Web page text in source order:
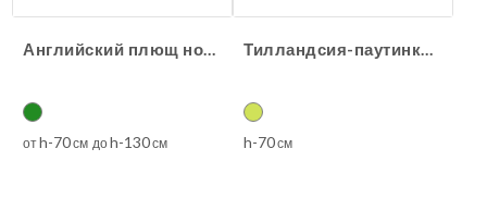
Английский плющ новый
отh-70см доh-130см
Тилландсия-паутинка светло-зеленая
h-70см